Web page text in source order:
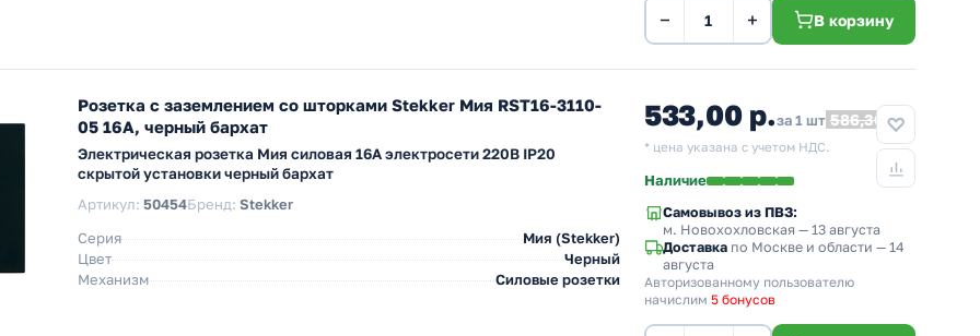
− + В корзину
Розетка с заземлением со шторками Stekker Мия RST16-3110-
05 16A, черный бархат
Электрическая розетка Мия силовая 16А электросети 220В IP20
скрытой установки черный бархат
Артикул: 50454Бренд: Stekker
Серия
Мия (Stekker)
Цвет
Черный
Механизм
Силовые розетки
533,00 р.за 1 шт 586,30
* цена указана с учетом НДС.
Наличие
Самовывоз из ПВЗ:
м. Новохохловская — 13 августа
Доставка по Москве и области — 14
августа
Авторизованному пользователю
начислим 5 бонусов